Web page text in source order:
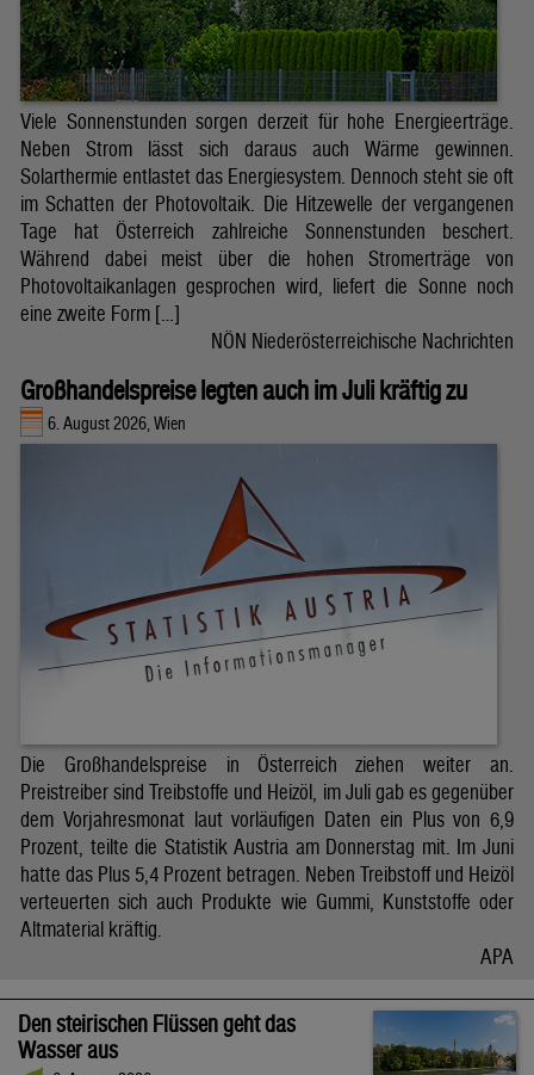
Viele Sonnenstunden sorgen derzeit für hohe Energieerträge.
Neben Strom lässt sich daraus auch Wärme gewinnen.
Solarthermie entlastet das Energiesystem. Dennoch steht sie oft
im Schatten der Photovoltaik. Die Hitzewelle der vergangenen
Tage hat Österreich zahlreiche Sonnenstunden beschert.
Während dabei meist über die hohen Stromerträge von
Photovoltaikanlagen gesprochen wird, liefert die Sonne noch
eine zweite Form […]
NÖN Niederösterreichische Nachrichten
Großhandelspreise legten auch im Juli kräftig zu
6. August 2026, Wien
Die Großhandelspreise in Österreich ziehen weiter an.
Preistreiber sind Treibstoffe und Heizöl, im Juli gab es gegenüber
dem Vorjahresmonat laut vorläufigen Daten ein Plus von 6,9
Prozent, teilte die Statistik Austria am Donnerstag mit. Im Juni
hatte das Plus 5,4 Prozent betragen. Neben Treibstoff und Heizöl
verteuerten sich auch Produkte wie Gummi, Kunststoffe oder
Altmaterial kräftig.
APA
Den steirischen Flüssen geht das
Wasser aus